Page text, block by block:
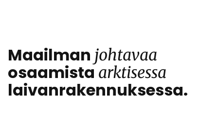
Maailman johtavaa
osaamista arktisessa
laivanrakennuksessa.